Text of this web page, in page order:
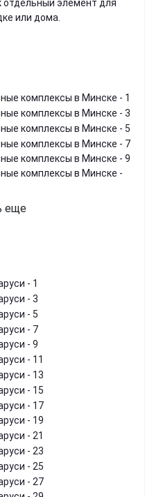
отдельный элемент для
или дома.
еще